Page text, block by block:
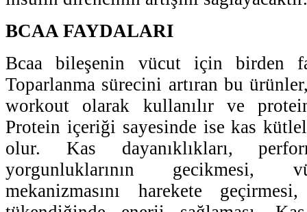
BCAA FAYDALARI
Bcaa bileşenin vücut için birden
Toparlanma sürecini artıran bu
workout olarak kullanılır ve
Protein içeriği sayesinde ise kas
olur. Kas dayanıklıkları,
yorgunluklarının gecikmesi,
mekanizmasını harekete